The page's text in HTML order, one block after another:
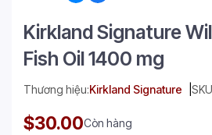
Kirkland Signature
Fish Oil 1400 mg
Thương hiệu:Kirkland Signature
$30.00Còn hàng